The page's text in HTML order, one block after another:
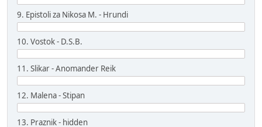
9. Epistoli za Nikosa M. - Hrundi
10. Vostok - D.S.B.
11. Slikar - Anomander Reik
12. Malena - Stipan
13. Praznik - hidden